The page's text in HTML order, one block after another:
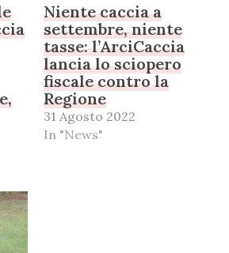
Niente caccia a
settembre, niente
tasse: l’ArciCaccia
lancia lo sciopero
fiscale contro la
Regione
31 Agosto 2022
In "News"